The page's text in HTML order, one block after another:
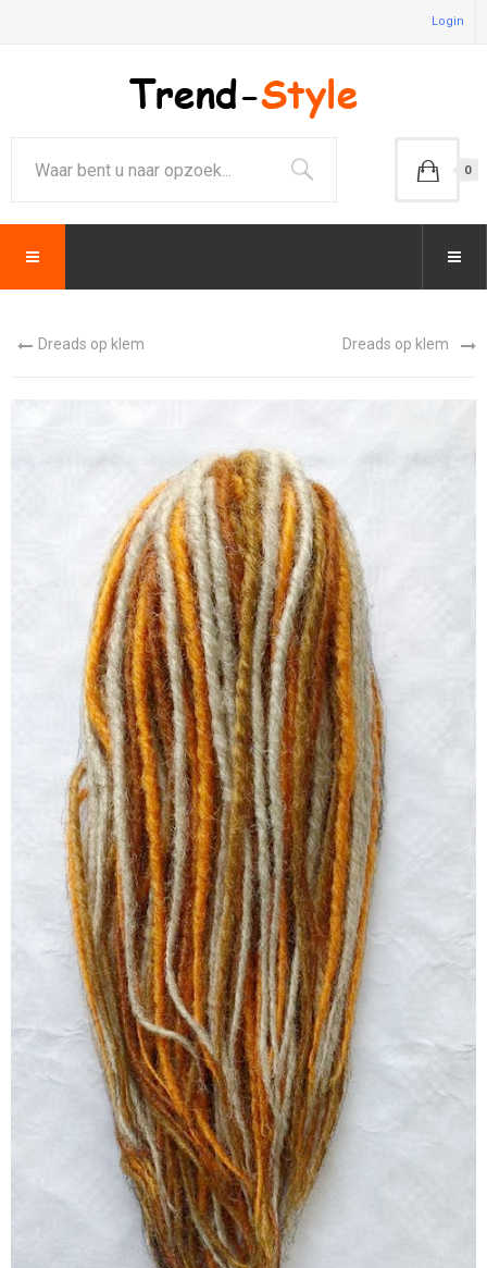
Login
0
Dreads op klem Dreads op klem